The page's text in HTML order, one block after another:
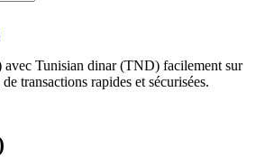
Tunisian dinar (TND) facilement sur
transactions rapides et sécurisées.